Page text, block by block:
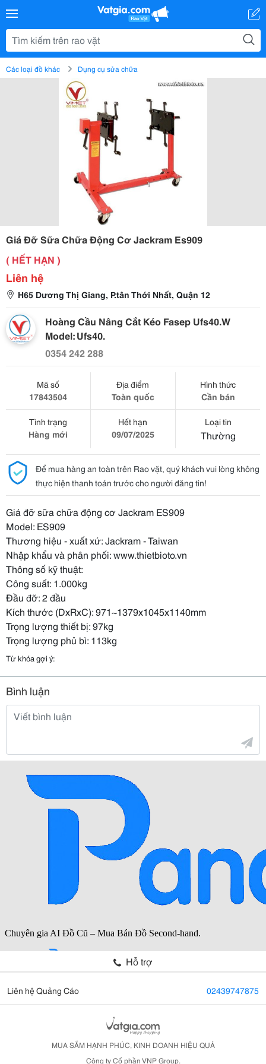
Các loại đồ khác Dụng cụ sửa chữa
Giá Đỡ Sữa Chữa Động Cơ Jackram Es909
( HẾT HẠN )
Liên hệ
H65 Dương Thị Giang, P.tân Thới Nhất, Quận 12
Hoàng Cầu Nâng Cắt Kéo Fasep Ufs40.W
Model: Ufs40.
0354 242 288
Mã số
17843504
Địa điểm
Toàn quốc
Hình thức
Cần bán
Tình trạng
Hàng mới
Hết hạn
09/07/2025
Loại tin
Thường
Để mua hàng an toàn trên Rao vặt, quý khách vui lòng không
thực hiện thanh toán trước cho người đăng tin!
Giá đỡ sữa chữa động cơ Jackram ES909
Model: ES909
Thương hiệu - xuất xứ: Jackram - Taiwan
Nhập khẩu và phân phối: www.thietbioto.vn
Thông số kỹ thuật:
Công suất: 1.000kg
Đầu đỡ: 2 đầu
Kích thước (DxRxC): 971~1379x1045x1140mm
Trọng lượng thiết bị: 97kg
Trọng lượng phủ bì: 113kg
Từ khóa gợi ý:
Bình luận
Hỗ trợ
Liên hệ Quảng Cáo 02439747875
MUA SẮM HẠNH PHÚC, KINH DOANH HIỆU QUẢ
Công ty Cổ phần VNP Group.